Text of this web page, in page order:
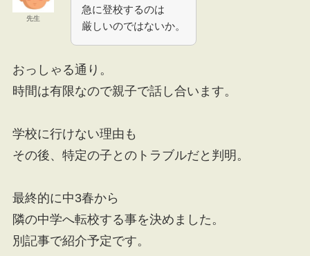
先生
急に登校するのは
厳しいのではないか。
おっしゃる通り。
時間は有限なので親子で話し合います。
学校に行けない理由も
その後、特定の子とのトラブルだと判明。
最終的に中3春から
隣の中学へ転校する事を決めました。
別記事で紹介予定です。